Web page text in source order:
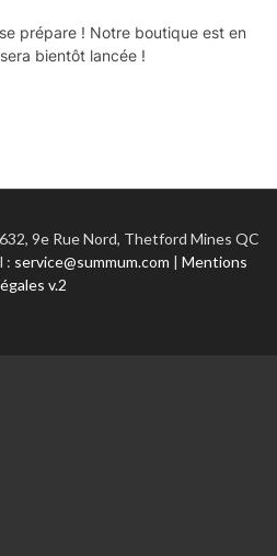
prépare ! Notre boutique est en
bientôt lancée !
632, 9e Rue Nord, Thetford Mines QC
: service@summum.com | Mentions
v.2